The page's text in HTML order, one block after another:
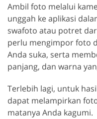
Ambil foto melalui
unggah ke aplikasi
swafoto atau potret
perlu mengimpor foto
Anda suka, serta
panjang, dan warna
Terlebih lagi, untuk
dapat melampirkan
matanya Anda kagumi.